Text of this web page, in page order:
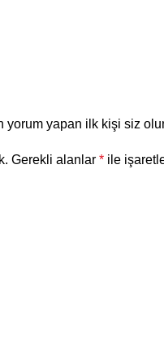
yorum yapan ilk kişi siz
Gerekli alanlar * ile